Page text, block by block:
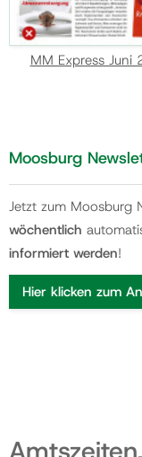
MM Express Juni
Moosburg
Jetzt zum Moosburg
wöchentlich
informiert werden!
Hier klicken zum